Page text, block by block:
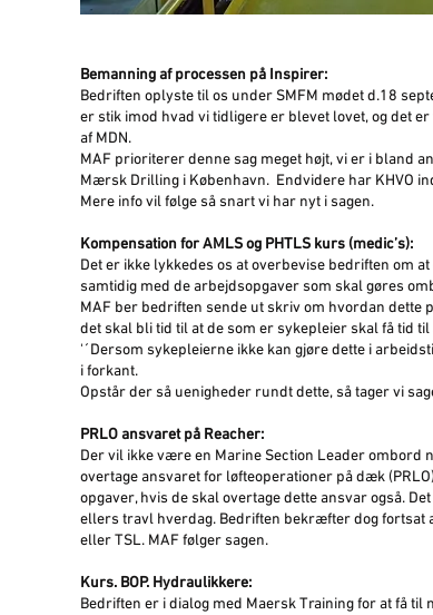
Bemanning af processen på Inspirer:
Bedriften oplyste til os under SMFM mødet d.18
er stik imod hvad vi tidligere er blevet lovet, og det
af MDN.
MAF prioriterer denne sag meget højt, vi er i bland
Mærsk Drilling i København. Endvidere har KHVO
Mere info vil følge så snart vi har nyt i sagen.
Kompensation for AMLS og PHTLS kurs (medic’s):
Det er ikke lykkedes os at overbevise bedriften om
samtidig med de arbejdsopgaver som skal gøres
MAF ber bedriften sende ut skriv om hvordan dette
det skal bli tid til at de som er sykepleier skal få tid
'´Dersom sykepleierne ikke kan gjøre dette i
i forkant.
Opstår der så uenigheder rundt dette, så tager vi
PRLO ansvaret på Reacher:
Der vil ikke være en Marine Section Leader
overtage ansvaret for løfteoperationer på dæk
opgaver, hvis de skal overtage dette ansvar også.
ellers travl hverdag. Bedriften bekræfter dog fortsat
eller TSL. MAF følger sagen.
Kurs. BOP. Hydraulikkere:
Bedriften er i dialog med Maersk Training for at få